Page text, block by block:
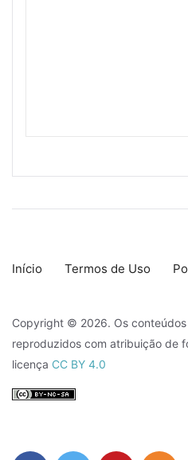
Início Termos de Uso
Copyright © 2026. Os
reproduzidos com atribuição de
licença CC BY 4.0